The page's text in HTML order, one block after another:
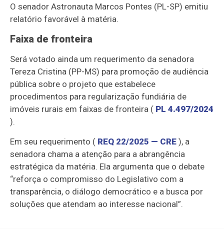
O senador Astronauta Marcos Pontes (PL-SP) emitiu
relatório favorável à matéria.
Faixa de fronteira
Será votado ainda um requerimento da senadora
Tereza Cristina (PP-MS) para promoção de audiência
pública sobre o projeto que estabelece
procedimentos para regularização fundiária de
imóveis rurais em faixas de fronteira ( PL 4.497/2024
).
Em seu requerimento ( REQ 22/2025 — CRE ), a
senadora chama a atenção para a abrangência
estratégica da matéria. Ela argumenta que o debate
“reforça o compromisso do Legislativo com a
transparência, o diálogo democrático e a busca por
soluções que atendam ao interesse nacional”.